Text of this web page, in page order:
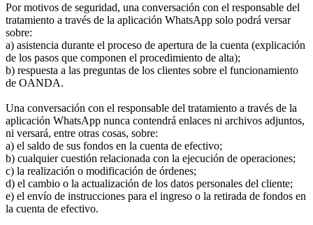
Por motivos de seguridad, una conversación con el responsable del
tratamiento a través de la aplicación WhatsApp solo podrá versar
sobre:
a) asistencia durante el proceso de apertura de la cuenta (explicación
de los pasos que componen el procedimiento de alta);
b) respuesta a las preguntas de los clientes sobre el funcionamiento
de OANDA.
Una conversación con el responsable del tratamiento a través de la
aplicación WhatsApp nunca contendrá enlaces ni archivos adjuntos,
ni versará, entre otras cosas, sobre:
a) el saldo de sus fondos en la cuenta de efectivo;
b) cualquier cuestión relacionada con la ejecución de operaciones;
c) la realización o modificación de órdenes;
d) el cambio o la actualización de los datos personales del cliente;
e) el envío de instrucciones para el ingreso o la retirada de fondos en
la cuenta de efectivo.